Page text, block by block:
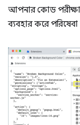
আপনার কোড
ব্যবহার করে